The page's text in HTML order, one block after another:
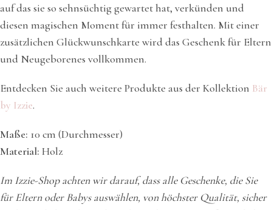
auf das sie so sehnsüchtig gewartet hat, verkünden und
diesen magischen Moment für immer festhalten. Mit einer
zusätzlichen Glückwunschkarte wird das Geschenk für Eltern
und Neugeborenes vollkommen.
Entdecken Sie auch weitere Produkte aus der Kollektion Bär
by Izzie.
Maße: 10 cm (Durchmesser)
Material: Holz
Im Izzie-Shop achten wir darauf, dass alle Geschenke, die Sie
für Eltern oder Babys auswählen, von höchster Qualität, sicher